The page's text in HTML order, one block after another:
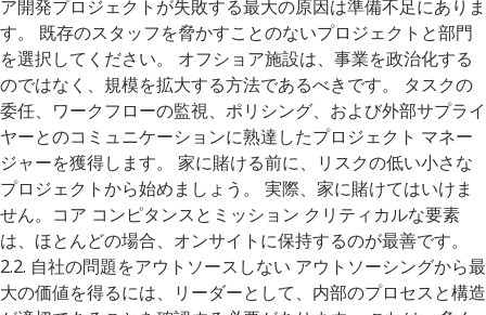
ア開発プロジェクトが失敗する最大の原因は準備不足にありま
す。 既存のスタッフを脅かすことのないプロジェクトと部門
を選択してください。 オフショア施設は、事業を政治化する
のではなく、規模を拡大する方法であるべきです。 タスクの
委任、ワークフローの監視、ポリシング、および外部サプライ
ヤーとのコミュニケーションに熟達したプロジェクト マネー
ジャーを獲得します。 家に賭ける前に、リスクの低い小さな
プロジェクトから始めましょう。 実際、家に賭けてはいけま
せん。コア コンピタンスとミッション クリティカルな要素
は、ほとんどの場合、オンサイトに保持するのが最善です。
2.2. 自社の問題をアウトソースしない アウトソーシングから最
大の価値を得るには、リーダーとして、内部のプロセスと構造